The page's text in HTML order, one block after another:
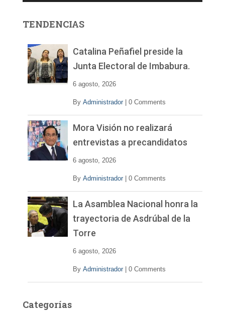
d
TENDENCIAS
Catalina Peñafiel preside la
Junta Electoral de Imbabura.
6 agosto, 2026
By Administrador 0 Comments
Mora Visión no realizará
entrevistas a precandidatos
6 agosto, 2026
By Administrador 0 Comments
La Asamblea Nacional honra la
trayectoria de Asdrúbal de la
Torre
6 agosto, 2026
By Administrador 0 Comments
Categorías